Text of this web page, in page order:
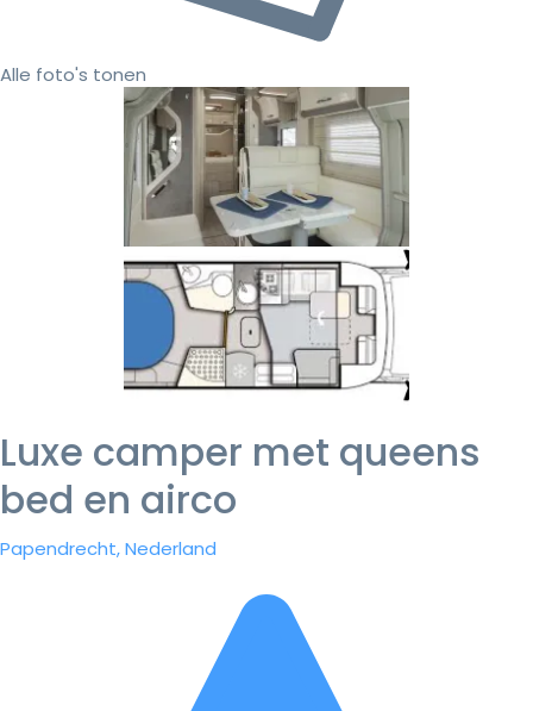
Alle foto's tonen
Luxe camper met queens
bed en airco
Papendrecht, Nederland